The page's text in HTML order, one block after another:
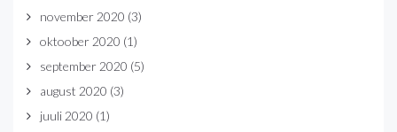
november 2020 (3)
oktoober 2020 (1)
september 2020 (5)
august 2020 (3)
juuli 2020 (1)